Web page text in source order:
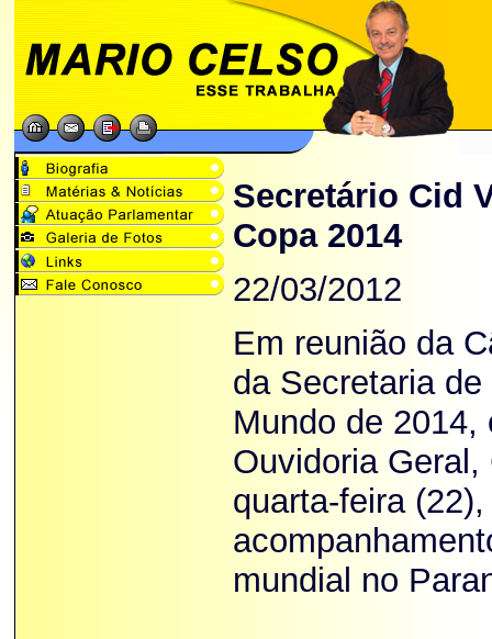
Secretário Cid
Copa 2014
22/03/2012
Em reunião da
da Secretaria
Mundo de 2014,
Ouvidoria
quarta-feira
mundial no